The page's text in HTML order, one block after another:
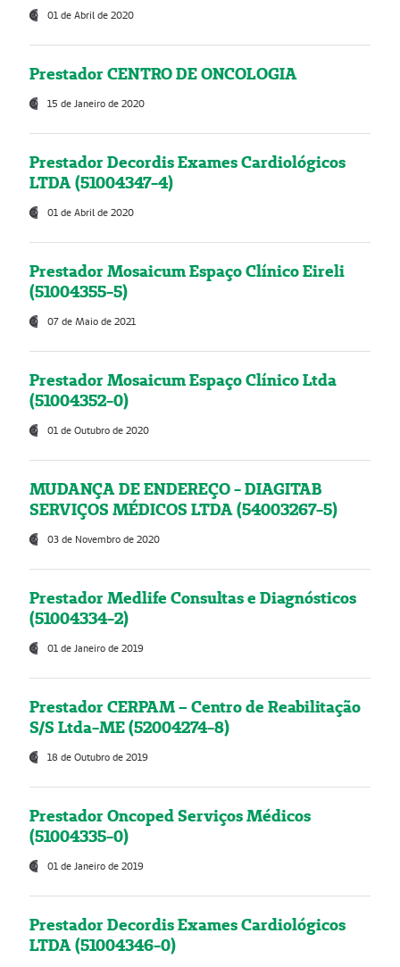
01 de Abril de 2020
Prestador CENTRO DE ONCOLOGIA
15 de Janeiro de 2020
Prestador Decordis Exames Cardiológicos
LTDA (51004347-4)
01 de Abril de 2020
Prestador Mosaicum Espaço Clínico Eireli
(51004355-5)
07 de Maio de 2021
Prestador Mosaicum Espaço Clínico Ltda
(51004352-0)
01 de Outubro de 2020
MUDANÇA DE ENDEREÇO - DIAGITAB
SERVIÇOS MÉDICOS LTDA (54003267-5)
03 de Novembro de 2020
Prestador Medlife Consultas e Diagnósticos
(51004334-2)
01 de Janeiro de 2019
Prestador CERPAM – Centro de Reabilitação
S/S Ltda-ME (52004274-8)
18 de Outubro de 2019
Prestador Oncoped Serviços Médicos
(51004335-0)
01 de Janeiro de 2019
Prestador Decordis Exames Cardiológicos
LTDA (51004346-0)